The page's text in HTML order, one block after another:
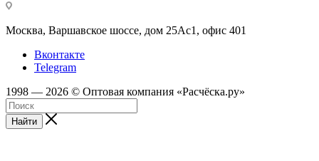
Москва, Варшавское шоссе, дом 25Аc1, офис 401
Вконтакте
Telegram
1998 — 2026 © Оптовая компания «Расчёска.ру»
Найти